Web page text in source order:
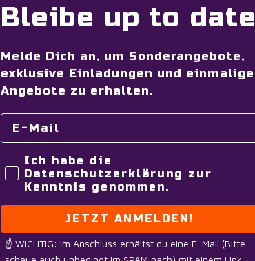
Bleibe up to date
Melde Dich an, um Sonderangebote,
exklusive Einladungen und einmalige
Angebote zu erhalten.
Ich habe die
Datenschutzerklärung zur
Kenntnis genommen.
JETZT ANMELDEN!
☝️ WICHTIG: Im Anschluss erhältst du eine E-Mail (Bitte